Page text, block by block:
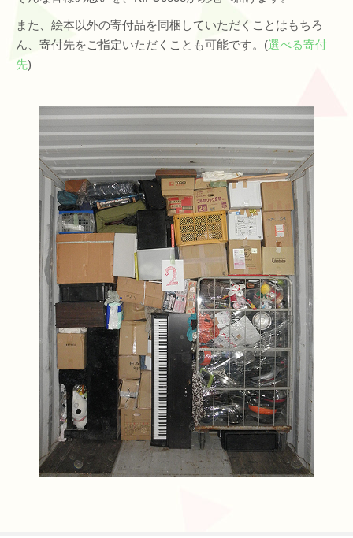
また、絵本以外の寄付品を同梱していただくことはもちろ
ん、寄付先をご指定いただくことも可能です。(選べる寄付
先)